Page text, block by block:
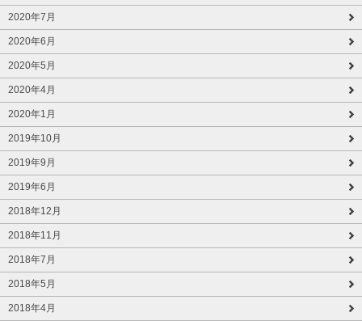
2020年7月
2020年6月
2020年5月
2020年4月
2020年1月
2019年10月
2019年9月
2019年6月
2018年12月
2018年11月
2018年7月
2018年5月
2018年4月